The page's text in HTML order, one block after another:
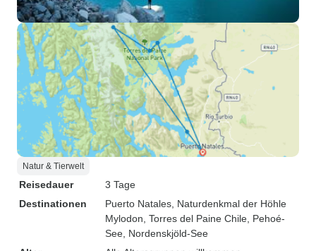
Natur & Tierwelt
Reisedauer
3 Tage
Destinationen
Puerto Natales , Naturdenkmal der Höhle
Mylodon , Torres del Paine Chile , Pehoé-
See , Nordenskjöld-See